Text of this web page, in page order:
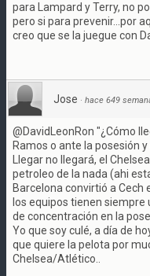
para Lampard y Terry, no
pero si para prevenir...por
creo que se la juegue con
Jose · hace 649
@DavidLeonRon "¿Cómo
Ramos o ante la posesión
Llegar no llegará, el
petroleo de la nada (ahi
Barcelona convirtió a Cech
los equipos tienen siempre
de concentración en la
Yo que soy culé, a día de
que quiere la pelota por
Chelsea/Atlético..